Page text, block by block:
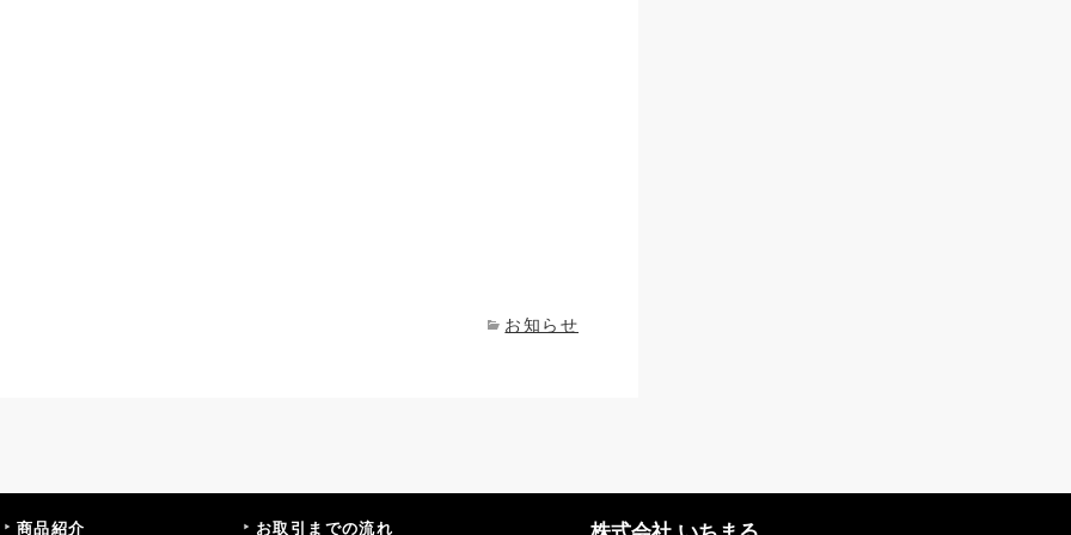
お知らせ
商品紹介 お取引までの流れ